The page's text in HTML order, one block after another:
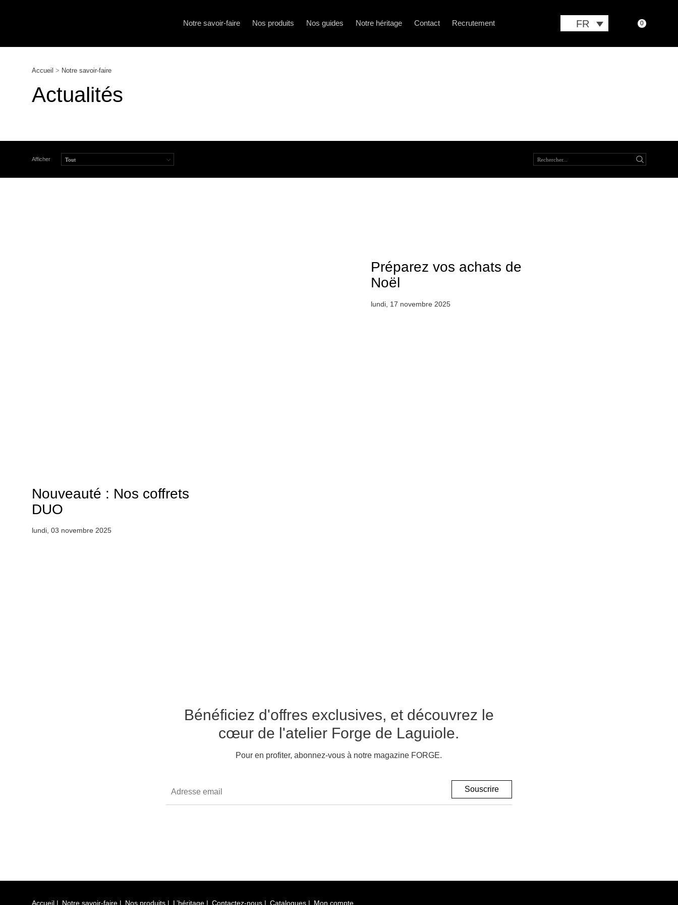
Notre savoir-faire Nos produits Nos guides Notre héritage Contact Recrutement FR 0
Accueil > Notre savoir-faire
Actualités
Afficher Tout
Préparez vos achats de
Noël
lundi, 17 novembre 2025
Nouveauté : Nos coffrets
DUO
lundi, 03 novembre 2025
Bénéficiez d'offres exclusives, et découvrez le
cœur de l'atelier Forge de Laguiole.
Pour en profiter, abonnez-vous à notre magazine FORGE.
Accueil Notre savoir-faire Nos produits L’héritage Contactez-nous Catalogues Mon compte